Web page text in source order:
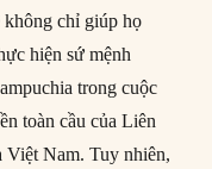
không chỉ giúp họ
hiện sứ mệnh
trong cuộc
toàn cầu của Liên
Việt Nam. Tuy nhiên,